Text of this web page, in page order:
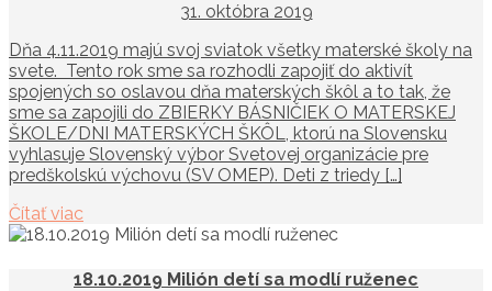
31. októbra 2019
Dňa 4.11.2019 majú svoj sviatok všetky materské školy na
svete. Tento rok sme sa rozhodli zapojiť do aktivít
spojených so oslavou dňa materských škôl a to tak, že
sme sa zapojili do ZBIERKY BÁSNIČIEK O MATERSKEJ
ŠKOLE/DNI MATERSKÝCH ŠKÔL, ktorú na Slovensku
vyhlasuje Slovenský výbor Svetovej organizácie pre
predškolskú výchovu (SV OMEP). Deti z triedy […]
Čítať viac
18.10.2019 Milión detí sa modlí ruženec